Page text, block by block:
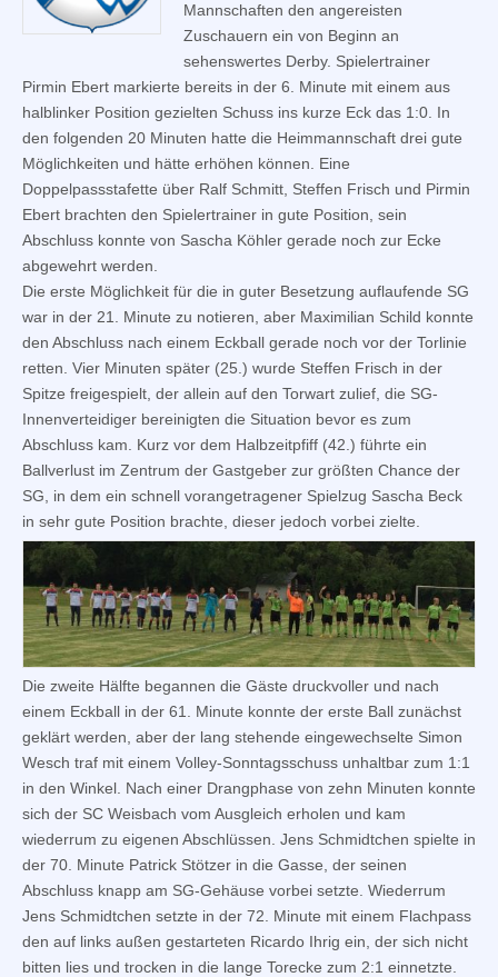
Mannschaften den angereisten
Zuschauern ein von Beginn an
sehenswertes Derby. Spielertrainer
Pirmin Ebert markierte bereits in der 6. Minute mit einem aus
halblinker Position gezielten Schuss ins kurze Eck das 1:0. In
den folgenden 20 Minuten hatte die Heimmannschaft drei gute
Möglichkeiten und hätte erhöhen können. Eine
Doppelpassstafette über Ralf Schmitt, Steffen Frisch und Pirmin
Ebert brachten den Spielertrainer in gute Position, sein
Abschluss konnte von Sascha Köhler gerade noch zur Ecke
abgewehrt werden.
Die erste Möglichkeit für die in guter Besetzung auflaufende SG
war in der 21. Minute zu notieren, aber Maximilian Schild konnte
den Abschluss nach einem Eckball gerade noch vor der Torlinie
retten. Vier Minuten später (25.) wurde Steffen Frisch in der
Spitze freigespielt, der allein auf den Torwart zulief, die SG-
Innenverteidiger bereinigten die Situation bevor es zum
Abschluss kam. Kurz vor dem Halbzeitpfiff (42.) führte ein
Ballverlust im Zentrum der Gastgeber zur größten Chance der
SG, in dem ein schnell vorangetragener Spielzug Sascha Beck
in sehr gute Position brachte, dieser jedoch vorbei zielte.
Die zweite Hälfte begannen die Gäste druckvoller und nach
einem Eckball in der 61. Minute konnte der erste Ball zunächst
geklärt werden, aber der lang stehende eingewechselte Simon
Wesch traf mit einem Volley-Sonntagsschuss unhaltbar zum 1:1
in den Winkel. Nach einer Drangphase von zehn Minuten konnte
sich der SC Weisbach vom Ausgleich erholen und kam
wiederrum zu eigenen Abschlüssen. Jens Schmidtchen spielte in
der 70. Minute Patrick Stötzer in die Gasse, der seinen
Abschluss knapp am SG-Gehäuse vorbei setzte. Wiederrum
Jens Schmidtchen setzte in der 72. Minute mit einem Flachpass
den auf links außen gestarteten Ricardo Ihrig ein, der sich nicht
bitten lies und trocken in die lange Torecke zum 2:1 einnetzte.